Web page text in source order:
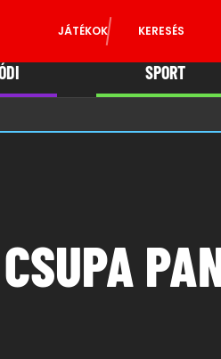
JÁTÉKOK KERESÉS
SPORT